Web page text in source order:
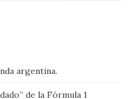
argentina.
de la Fórmula 1